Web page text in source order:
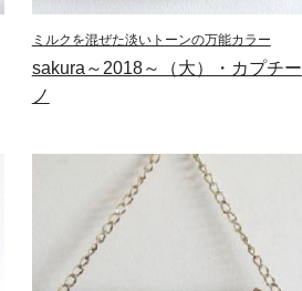
ミルクを混ぜた淡いトーンの万能カラー
sakura～2018～（大）・カプチー
ノ